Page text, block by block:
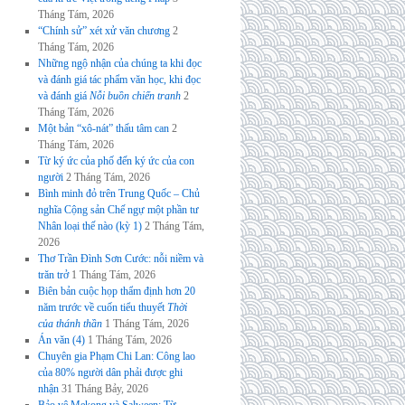
Tháng Tám, 2026
“Chính sử” xét xử văn chương 2
Tháng Tám, 2026
Những ngộ nhận của chúng ta khi đọc
và đánh giá tác phẩm văn học, khi đọc
và đánh giá Nỗi buồn chiến tranh 2
Tháng Tám, 2026
Một bản “xô-nát” thấu tâm can 2
Tháng Tám, 2026
Từ ký ức của phố đến ký ức của con
người 2 Tháng Tám, 2026
Bình minh đỏ trên Trung Quốc – Chủ
nghĩa Cộng sản Chế ngự một phần tư
Nhân loại thế nào (kỳ 1) 2 Tháng Tám,
2026
Thơ Trần Đình Sơn Cước: nỗi niềm và
trăn trở 1 Tháng Tám, 2026
Biên bản cuộc họp thẩm định hơn 20
năm trước về cuốn tiểu thuyếtThời
của thánh thần 1 Tháng Tám, 2026
Án văn (4) 1 Tháng Tám, 2026
Chuyên gia Phạm Chi Lan: Công lao
của 80% người dân phải được ghi
nhận 31 Tháng Bảy, 2026